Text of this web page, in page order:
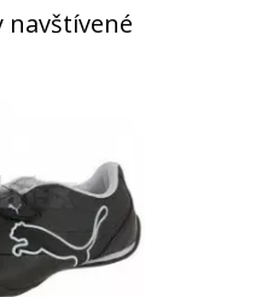
navštívené